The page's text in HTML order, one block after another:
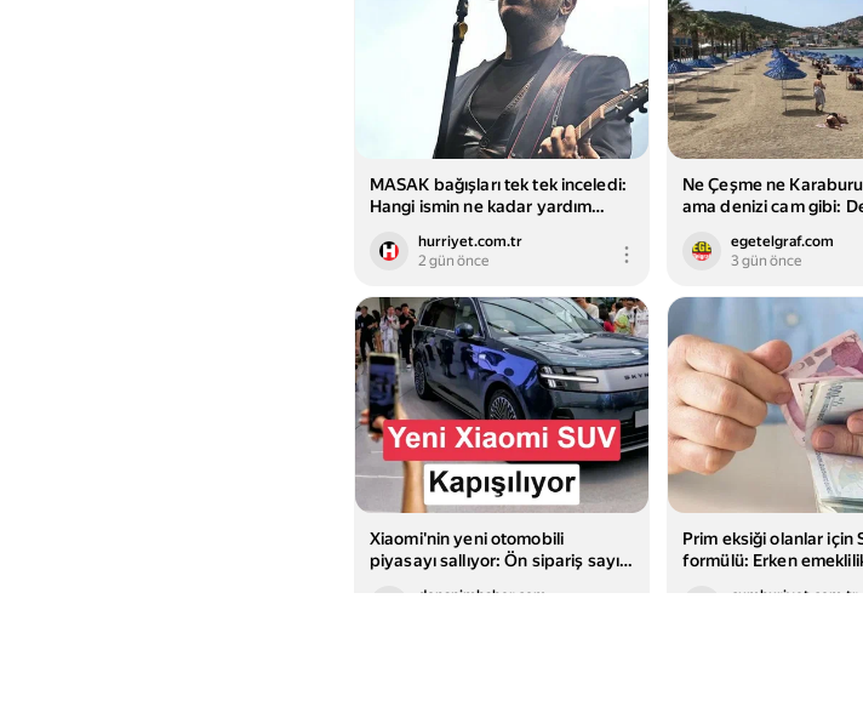
MASAK bağışları tek tek inceledi:
Hangi ismin ne kadar yardım
AHBAP’a toplam 14 milyonluk
destek
hurriyet.com.tr
2 gün önce
Ne Çeşme ne
ama denizi cam gibi:
egetelgraf.com
3 gün önce
Xiaomi'nin yeni otomobili
piyasayı sallıyor: Ön sipariş sayısı
donanimhaber.com
Prim eksiği olanlar için
formülü: Erken
cumhuriyet.com.tr